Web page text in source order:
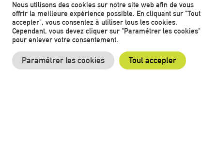
Les adhérents
Nos actions
Territoire zéro carbone
Actualités
Contact
Mentions légales
Nous utilisons des cookies sur notre site web afin de vous
offrir la meilleure expérience possible. En cliquant sur "Tout
accepter", vous consentez à utiliser tous les cookies.
Cependant, vous devez cliquer sur "Paramétrer les cookies"
pour enlever votre consentement.
Paramétrer les cookies Tout accepter